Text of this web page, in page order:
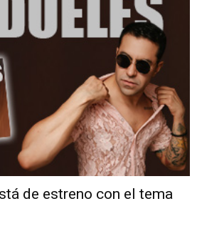
de estreno con el tema